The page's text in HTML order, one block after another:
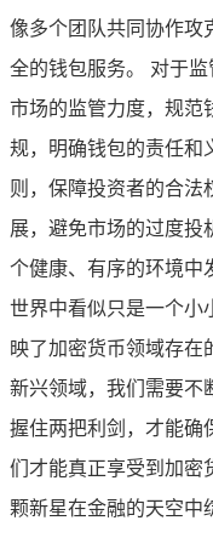
像多个团队共同协作攻
全的钱包服务。 对于
市场的监管力度，规范
规，明确钱包的责任和
则，保障投资者的合法
展，避免市场的过度投
个健康、有序的环境中
世界中看似只是一个小
映了加密货币领域存在
新兴领域，我们需要不
握住两把利剑，才能确
们才能真正享受到加密
颗新星在金融的天空中